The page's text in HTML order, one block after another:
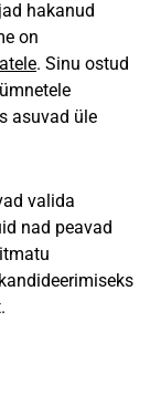
hakanud
on
. Sinu ostud
asuvad üle
valida
nad peavad